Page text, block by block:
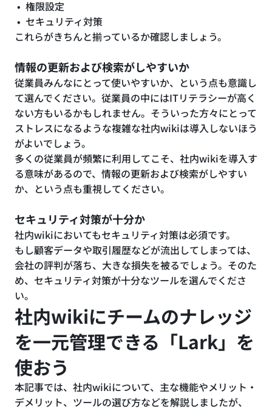
権限設定
セキュリティ対策
これらがきちんと揃っているか確認しましょう。
情報の更新および検索がしやすいか
従業員みんなにとって使いやすいか、という点も意識し
て選んでください。従業員の中にはITリテラシーが高く
ない方もいるかもしれません。そういった方々にとって
ストレスになるような複雑な社内wikiは導入しないほう
がよいでしょう。
多くの従業員が頻繁に利用してこそ、社内wikiを導入す
る意味があるので、情報の更新および検索がしやすい
か、という点も重視してください。
セキュリティ対策が十分か
社内wikiにおいてもセキュリティ対策は必須です。
もし顧客データや取引履歴などが流出してしまっては、
会社の評判が落ち、大きな損失を被るでしょう。そのた
め、セキュリティ対策が十分なツールを選んでくださ
い。
社内wikiにチームのナレッジ
を一元管理できる「Lark」を
使おう
本記事では、社内wikiについて、主な機能やメリット・
デメリット、ツールの選び方などを解説しましたが、